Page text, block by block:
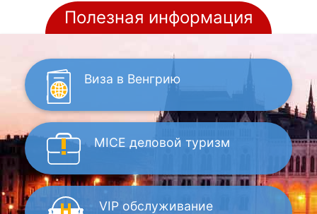
Полезная информация
Виза в Венгрию
MICE деловой туризм
VIP обслуживание